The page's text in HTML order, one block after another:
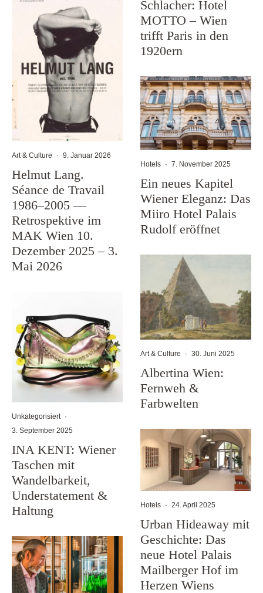
Art & Culture · 9. Januar 2026
Helmut Lang.
Séance de Travail
1986–2005 —
Retrospektive im
MAK Wien 10.
Dezember 2025 – 3.
Mai 2026
Unkategorisiert ·
3. September 2025
INA KENT: Wiener
Taschen mit
Wandelbarkeit,
Understatement &
Haltung
Schlacher: Hotel
MOTTO – Wien
trifft Paris in den
1920ern
Hotels · 7. November 2025
Ein neues Kapitel
Wiener Eleganz: Das
Miiro Hotel Palais
Rudolf eröffnet
Art & Culture · 30. Juni 2025
Albertina Wien:
Fernweh &
Farbwelten
Hotels · 24. April 2025
Urban Hideaway mit
Geschichte: Das
neue Hotel Palais
Mailberger Hof im
Herzen Wiens